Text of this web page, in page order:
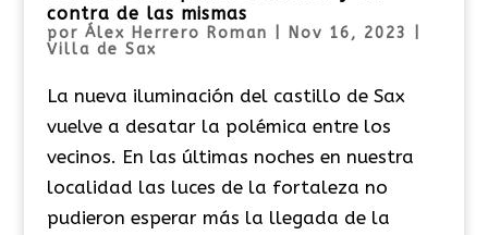
contra de las mismas
por Álex Herrero Roman Nov 16, 2023
Villa de Sax
La nueva iluminación del castillo de Sax
vuelve a desatar la polémica entre los
vecinos. En las últimas noches en nuestra
localidad las luces de la fortaleza no
pudieron esperar más la llegada de la